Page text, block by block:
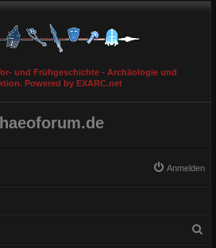
und Frühgeschichte - Archäologie und
Powered by EXARC.net
Anmelden